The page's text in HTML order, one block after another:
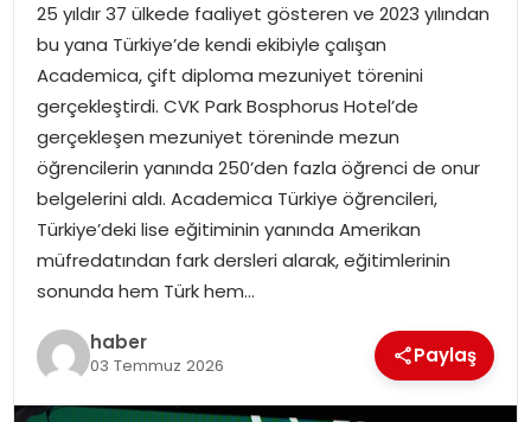
MAGAZIN
SPOR
EĞITIM
OTOMOBIL
TEKNOLOJI
EKONOMI
25 yıldır 37 ülkede faaliyet gösteren ve 2023 yılından
bu yana Türkiye’de kendi ekibiyle çalışan
Academica, çift diploma mezuniyet törenini
gerçekleştirdi. CVK Park Bosphorus Hotel’de
gerçekleşen mezuniyet töreninde mezun
öğrencilerin yanında 250’den fazla öğrenci de onur
belgelerini aldı. Academica Türkiye öğrencileri,
Türkiye’deki lise eğitiminin yanında Amerikan
müfredatından fark dersleri alarak, eğitimlerinin
sonunda hem Türk hem…
haber
03 Temmuz 2026 Paylaş